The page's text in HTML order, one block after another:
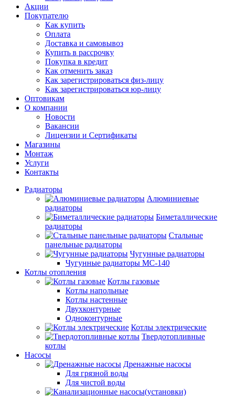
Акции
Покупателю
Как купить
Оплата
Доставка и самовывоз
Купить в рассрочку
Покупка в кредит
Как отменить заказ
Как зарегистрироваться физ-лицу
Как зарегистрироваться юр-лицу
Оптовикам
О компании
Новости
Вакансии
Лицензии и Сертификаты
Магазины
Монтаж
Услуги
Контакты
Радиаторы
Алюминиевые
радиаторы
Биметаллические
радиаторы
Стальные
панельные радиаторы
Чугунные радиаторы
Чугунные радиаторы МС-140
Котлы отопления
Котлы газовые
Котлы напольные
Котлы настенные
Двухконтурные
Одноконтурные
Котлы электрические
Твердотопливные
котлы
Насосы
Дренажные насосы
Для грязной воды
Для чистой воды